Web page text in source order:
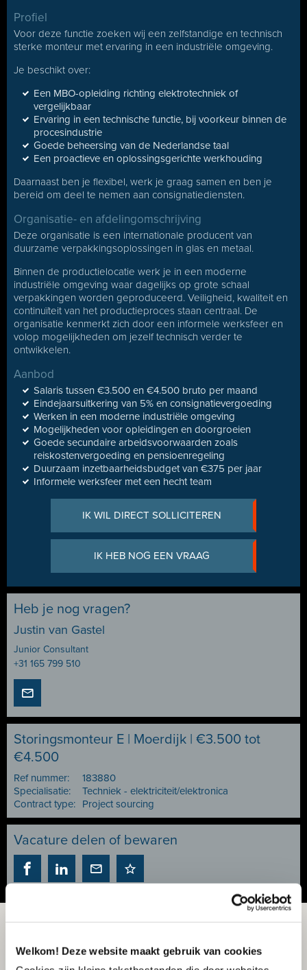
Welkom! Deze website maakt gebruik van cookies
Profiel
Voor deze functie zoeken wij een zelfstandige en technisch
sterke monteur met ervaring in een industriële omgeving.
Je beschikt over:
Een MBO-opleiding richting elektrotechniek of
vergelijkbaar
Ervaring in een technische functie, bij voorkeur binnen de
procesindustrie
Goede beheersing van de Nederlandse taal
Een proactieve en oplossingsgerichte werkhouding
Daarnaast ben je flexibel, werk je graag samen en ben je
bereid om deel te nemen aan consignatiediensten.
Organisatie- en afdelingomschrijving
Deze organisatie is een internationale producent van
duurzame verpakkingsoplossingen in glas en metaal.
Binnen de productielocatie werk je in een moderne
industriële omgeving waar dagelijks op grote schaal
verpakkingen worden geproduceerd. Veiligheid, kwaliteit en
continuïteit van het productieproces staan centraal. De
organisatie kenmerkt zich door een informele werksfeer en
volop mogelijkheden om jezelf technisch verder te
ontwikkelen.
Aanbod
Salaris tussen €3.500 en €4.500 bruto per maand
Eindejaarsuitkering van 5% en consignatievergoeding
Werken in een moderne industriële omgeving
Mogelijkheden voor opleidingen en doorgroeien
Goede secundaire arbeidsvoorwaarden zoals
reiskostenvergoeding en pensioenregeling
Duurzaam inzetbaarheidsbudget van €375 per jaar
Informele werksfeer met een hecht team
IK WIL DIRECT SOLLICITEREN
IK HEB NOG EEN VRAAG
Heb je nog vragen?
Justin van Gastel
Junior Consultant
+31 165 799 510
Storingsmonteur E | Moerdijk | €3.500 tot
€4.500
Ref nummer:
183880
Specialisatie:
Techniek - elektriciteit/elektronica
Contract type:
Project sourcing
Vacature delen of bewaren